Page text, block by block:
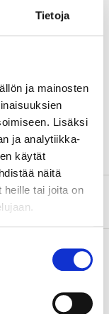
Tietoja
ja mainosten
Lisäksi
ja analytiikka-
käytät
näitä
heille tai joita on
timmar!